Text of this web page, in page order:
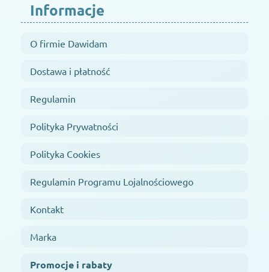
Informacje
O firmie Dawidam
Dostawa i płatność
Regulamin
Polityka Prywatności
Polityka Cookies
Regulamin Programu Lojalnościowego
Kontakt
Marka
Promocje i rabaty